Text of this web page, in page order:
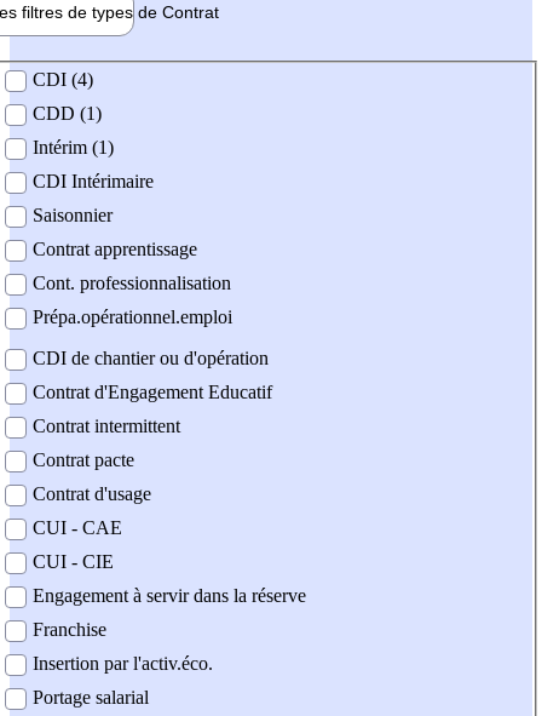
filtres de types de Contrat
contrat
CDI (4)
CDD (1)
Intérim (1)
CDI Intérimaire
Saisonnier
Contrat apprentissage
Cont. professionnalisation
Prépa.opérationnel.emploi
CDI de chantier ou d'opération
Contrat d'Engagement Educatif
Contrat intermittent
Contrat pacte
Contrat d'usage
CUI - CAE
CUI - CIE
Engagement à servir dans la réserve
Franchise
Insertion par l'activ.éco.
Portage salarial